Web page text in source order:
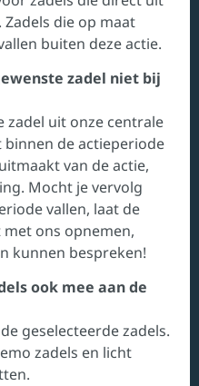
die op maat
buiten deze actie.
zadel niet bij
zadel uit onze centrale
de actieperiode
van de actie,
Mocht je vervolg
vallen, laat de
ons opnemen,
kunnen bespreken!
ook mee aan de
geselecteerde zadels.
zadels en licht